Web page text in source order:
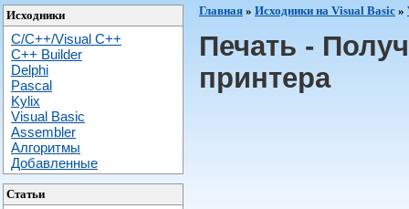
Исходники
C/C++/Visual C++
С++ Builder
Delphi
Pascal
Kylix
Visual Basic
Assembler
Алгоритмы
Добавленные
Статьи
Главная » Исходники на Visual Basic »
Печать -
принтера